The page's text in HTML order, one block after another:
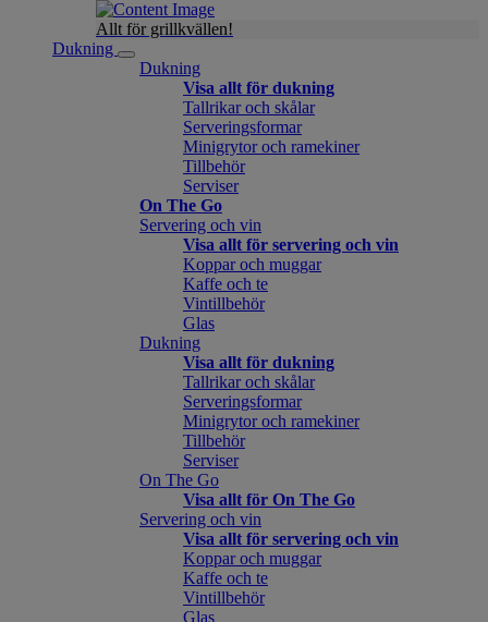
Allt för grillkvällen!
Dukning
Dukning
Visa allt för dukning
Tallrikar och skålar
Serveringsformar
Minigrytor och ramekiner
Tillbehör
Serviser
On The Go
Servering och vin
Visa allt för servering och vin
Koppar och muggar
Kaffe och te
Vintillbehör
Glas
Dukning
Visa allt för dukning
Tallrikar och skålar
Serveringsformar
Minigrytor och ramekiner
Tillbehör
Serviser
On The Go
Visa allt för On The Go
Servering och vin
Visa allt för servering och vin
Koppar och muggar
Kaffe och te
Vintillbehör
Glas